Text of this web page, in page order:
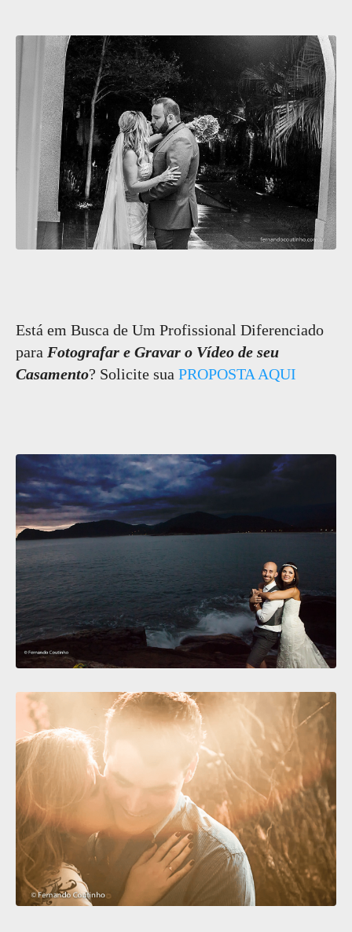
Está em Busca de Um Profissional Diferenciado
para Fotografar e Gravar o Vídeo de seu
Casamento? Solicite sua PROPOSTA AQUI